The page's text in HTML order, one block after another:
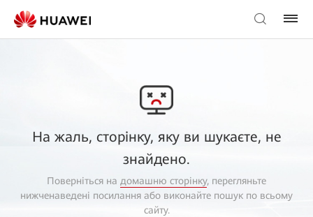
На жаль, сторінку, яку ви шукаєте, не
знайдено.
Поверніться на домашню сторінку, перегляньте
нижченаведені посилання або виконайте пошук по всьому
сайту.